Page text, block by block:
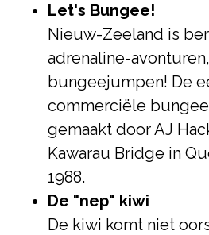
Let's Bungee!
Nieuw-Zeeland is
adrenaline-
bungeejumpen! De
commerciële
gemaakt door AJ
Kawarau Bridge in
1988.
De "nep" kiwi
De kiwi komt niet